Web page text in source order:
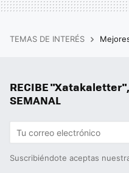
TEMAS DE INTERÉS
RECIBE "Xatakaletter",
SEMANAL
Suscribiéndote aceptas